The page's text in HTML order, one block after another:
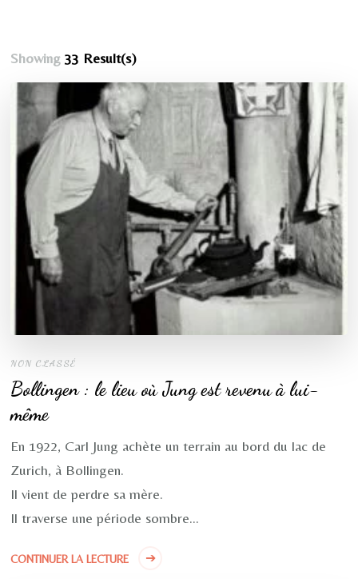
Showing33 Result(s)
NON CLASSÉ
Bollingen : le lieu où Jung est revenu à lui-
même
En 1922, Carl Jung achète un terrain au bord du lac de
Zurich, à Bollingen.
Il vient de perdre sa mère.
Il traverse une période sombre…
CONTINUER LA LECTURE